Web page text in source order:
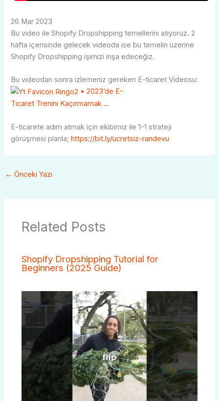
26 Mar 2023
Bu video ile Shopify Dropshipping temellerini atıyoruz. 2
hafta içerisinde gelecek videoda ise bu temelin üzerine
Shopify Dropshipping işimizi inşa edeceğiz.
Bu videodan sonra izlemeniz gereken E-ticaret Videosu:
• 2023’de E-
Ticaret Trenini Kaçırmamak …
E-ticarete adım atmak için ekibimiz ile 1-1 strateji
görüşmesi planla;https://bit.ly/ucretsiz-randevu
← Önceki Yazı
Related Posts
Shopify Dropshipping Tutorial for
Beginners (2025 Guide)